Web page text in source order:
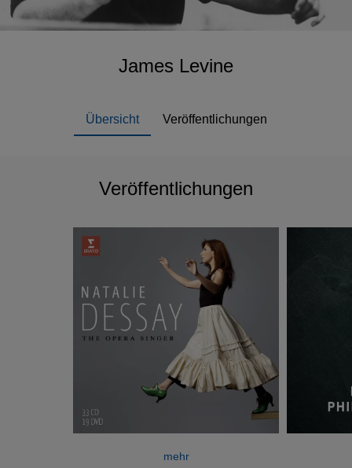
James Levine
Übersicht Veröffentlichungen
Veröffentlichungen
mehr